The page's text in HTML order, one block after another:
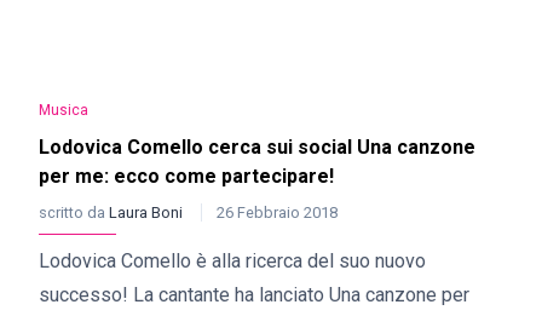
Musica
Lodovica Comello cerca sui social Una canzone
per me: ecco come partecipare!
scritto da Laura Boni 26 Febbraio 2018
Lodovica Comello è alla ricerca del suo nuovo
successo! La cantante ha lanciato Una canzone per